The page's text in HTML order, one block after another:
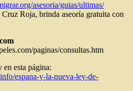
asesoria/guias/ultimas/
Roja, brinda aseoría gratuita con
paginas/consultas.htm
esta página:
espana-y-la-nueva-ley-de-